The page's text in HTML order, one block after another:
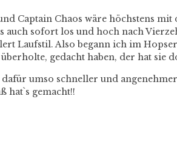
Captain Chaos wäre höchstens mit
sofort los und hoch nach
Laufstil. Also begann ich im
gedacht haben, der hat sie
umso schneller und angenehmer
hat`s gemacht!!